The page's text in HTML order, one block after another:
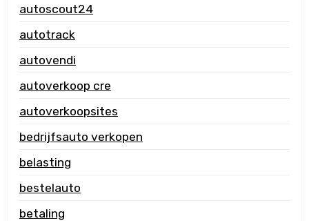
autoscout24
autotrack
autovendi
autoverkoop cre
autoverkoopsites
bedrijfsauto verkopen
belasting
bestelauto
betaling